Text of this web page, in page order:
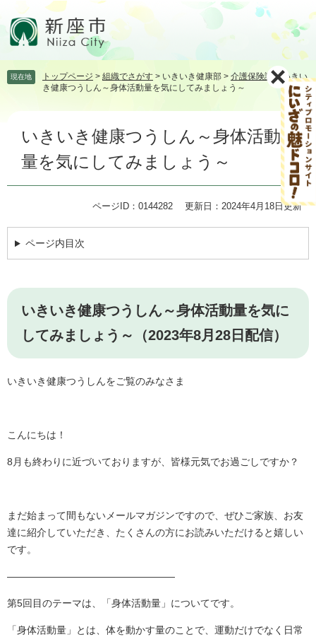
頭飛 現在地 トップページ > 組織でさがす > いきいき健康部 > 介護保険課 >いきい
き健康つうしん～身体活動量を気にしてみましょう～
いきいき健康つうしん～身体活動
量を気にしてみましょう～
ページID：0144282 更新日：2024年4月18日更新
ページ内目次
いきいき健康つうしん～身体活動量を気に
してみましょう～（2023年8月28日配信）
いきいき健康つうしんをご覧のみなさま
こんにちは！
8月も終わりに近づいておりますが、皆様元気でお過ごしですか？
まだ始まって間もないメールマガジンですので、ぜひご家族、お友
達に紹介していただき、たくさんの方にお読みいただけると嬉しい
です。
―――――――――――――――――
第5回目のテーマは、「身体活動量」についてです。
「身体活動量」とは、体を動かす量のことで、運動だけでなく日常